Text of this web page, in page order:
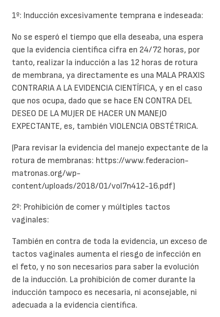
1º: Inducción excesivamente temprana e indeseada:
No se esperó el tiempo que ella deseaba, una espera
que la evidencia científica cifra en 24/72 horas, por
tanto, realizar la inducción a las 12 horas de rotura
de membrana, ya directamente es una MALA PRAXIS
CONTRARIA A LA EVIDENCIA CIENTÍFICA, y en el caso
que nos ocupa, dado que se hace EN CONTRA DEL
DESEO DE LA MUJER DE HACER UN MANEJO
EXPECTANTE, es, también VIOLENCIA OBSTÉTRICA.
(Para revisar la evidencia del manejo expectante de la
rotura de membranas: https://www.federacion-
matronas.org/wp-
content/uploads/2018/01/vol7n412-16.pdf)
2º: Prohibición de comer y múltiples tactos
vaginales:
También en contra de toda la evidencia, un exceso de
tactos vaginales aumenta el riesgo de infección en
el feto, y no son necesarios para saber la evolución
de la inducción. La prohibición de comer durante la
inducción tampoco es necesaria, ni aconsejable, ni
adecuada a la evidencia científica.